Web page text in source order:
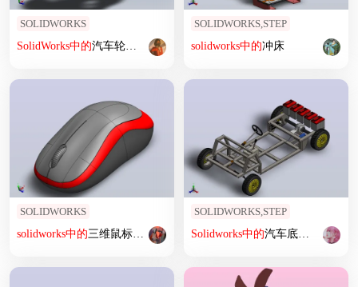
SOLIDWORKS
SolidWorks中的汽车轮缘 设计SolidWorks教程
SOLIDWORKS,STEP
solidworks中的冲床
SOLIDWORKS
solidworks中的三维鼠标设计
SOLIDWORKS,STEP
Solidworks中的汽车底盘 设计